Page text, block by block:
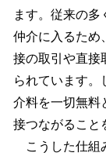
ます。従来の
仲介に入るため
接の取引や直接
られています。
介料を一切無料
接つながること
こうした仕組